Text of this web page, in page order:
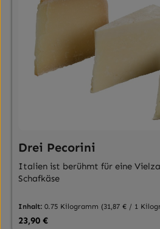
Drei Pecorini
Italien ist berühmt für eine
Schafkäse
Inhalt:0.75 Kilogramm (31,87 € / 1
Regulärer Preis:
23,90 €